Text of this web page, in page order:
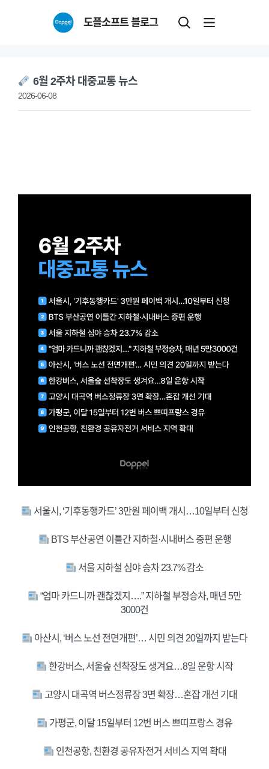
도플소프트 블로그
6월 2주차 대중교통 뉴스
2026-06-08
서울시, ‘기후동행카드’ 3만원 페이백 개시…10일부터 신청
BTS 부산공연 이틀간 지하철·시내버스 증편 운행
서울 지하철 심야 승차 23.7% 감소
“엄마 카드니까 괜찮겠지….” 지하철 부정승차, 매년 5만
3000건
아산시, ‘버스 노선 전면개편’… 시민 의견 20일까지 받는다
한강버스, 서울숲 선착장도 생겨요…8일 운항 시작
고양시 대곡역 버스정류장 3면 확장…혼잡 개선 기대
가평군, 이달 15일부터 12번 버스 쁘띠프랑스 경유
인천공항, 친환경 공유자전거 서비스 지역 확대